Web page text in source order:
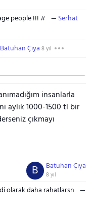
people !!! #
Serhat
Batuhan Çıya 8 yıl
insanlarla
aylık 1000-1500 tl bir
çıkmayı
Batuhan Çıya
8 yıl
B
olarak daha rahatlarsn